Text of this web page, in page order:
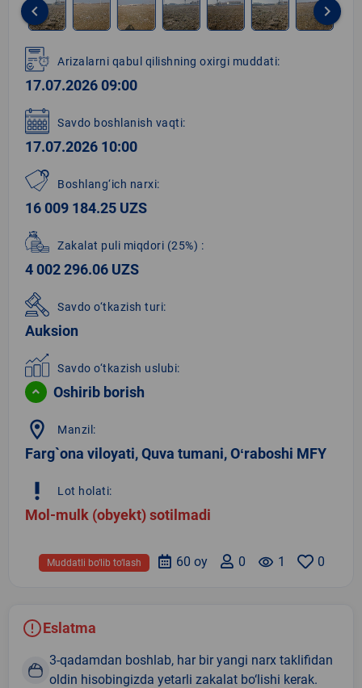
1
of
8
keyboard_arrow_left keyboard_arrow_right
Arizalarni qabul qilishning oxirgi muddati:
17.07.2026 09:00
Savdo boshlanish vaqti:
17.07.2026 10:00
Boshlang‘ich narxi:
16 009 184.25 UZS
Zakalat puli miqdori (25%) :
4 002 296.06 UZS
Savdo o‘tkazish turi:
Auksion
Savdo o‘tkazish uslubi:
Oshirib borish
location_on Manzil:
Farg`ona viloyati, Quva tumani, Oʻraboshi MFY
priority_high Lot holati:
Mol-mulk (obyekt) sotilmadi
0
remove_red_eye 1
0
60 oy
Muddatli bo‘lib to‘lash
Eslatma
3-qadamdan boshlab, har bir yangi narx taklifidan
oldin hisobingizda yetarli zakalat bo‘lishi kerak.